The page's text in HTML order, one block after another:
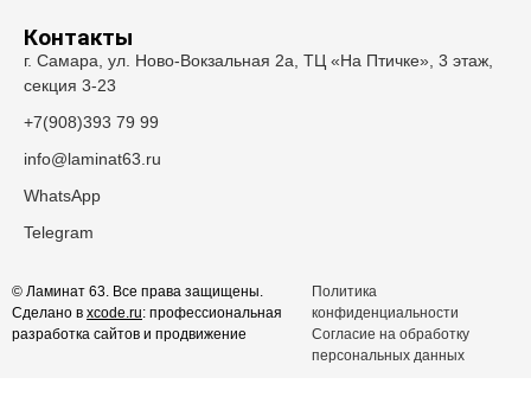
Контакты
г. Самара, ул. Ново-Вокзальная 2а, ТЦ «На Птичке», 3 этаж,
секция 3-23
+7(908)393 79 99
info@laminat63.ru
WhatsApp
Telegram
© Ламинат 63. Все права защищены.
Сделано в xcode.ru: профессиональная
разработка сайтов и продвижение
Политика
конфиденциальности
Согласие на обработку
персональных данных